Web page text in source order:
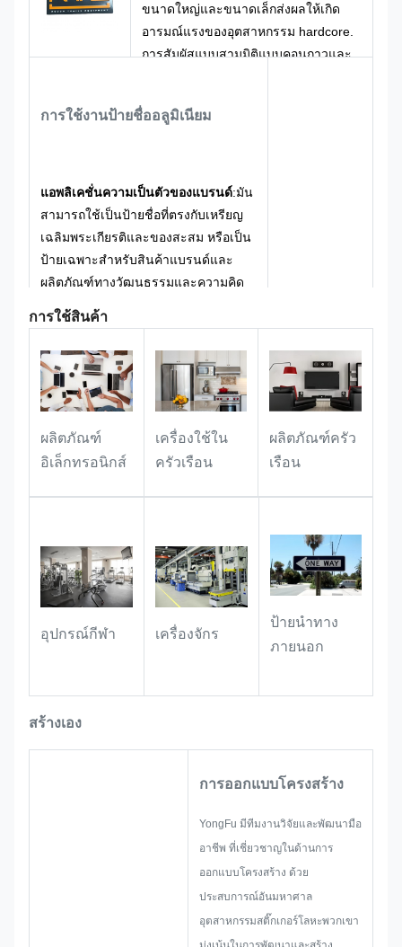
ขนาดใหญ่และขนาดเล็กส่งผลให้เกิด
อารมณ์แรงของอุตสาหกรรม hardcore.
การสัมผัสแบบสามมิติแบบคอนกาวและ
อุตสาหกรรมหนักระดับสูง เพิ่มคุณภาพ
การใช้งานป้ายชื่ออลูมิเนียม
แอพลิเคชั่นความเป็นตัวของแบรนด์:มัน
สามารถใช้เป็นป้ายชื่อที่ตรงกับเหรียญ
เฉลิมพระเกียรติและของสะสม หรือเป็น
ป้ายเฉพาะสําหรับสินค้าแบรนด์และ
ผลิตภัณฑ์ทางวัฒนธรรมและความคิด
การใช้งานเครื่องจักร : สามารถใช้เป็น
ป้ายชื่อสําหรับอุปกรณ์เครื่องจักรและ
อุปกรณ์อุปกรณ์เครื่องมือ เพื่อแสดงภาพ
ลักษณ์แบรนด์, ข้อมูลบริษัท, ข้อควร
ระวังของอุปกรณ์ เป็นต้น
ระลึก และของขวัญของบริษัท / ธุรกิจ
โดยเพิ่มเครื่องหมายที่เป็นเอกลักษณ์เพื่อ
เพิ่มความรู้สึกและคุณค่าที่ระลึกของของ
การใช้สินค้า
ผลิตภัณฑ์
อิเล็กทรอนิกส์
เครื่องใช้ใน
ครัวเรือน
ผลิตภัณฑ์ครัว
เรือน
อุปกรณ์กีฬา เครื่องจักร
ป้ายนําทาง
ภายนอก
สร้างเอง
การออกแบบโครงสร้าง
YongFu มีทีมงานวิจัยและพัฒนามือ
อาชีพ ที่เชี่ยวชาญในด้านการ
ออกแบบโครงสร้าง ด้วย
ประสบการณ์อันมหาศาล
อุตสาหกรรมสติ๊กเกอร์โลหะพวกเขา